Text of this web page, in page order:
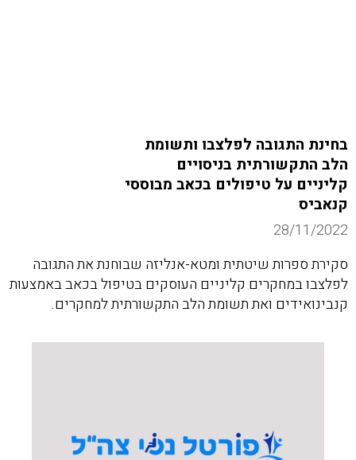
בחינת התגובה לפלצבו ותשומת
הלב התקשורתית בניסויים
קליניים על טיפולים בכאב מבוססי
קנאביס
28/11/2022
סקירת ספרות שיטתית ומטא-אנליזה שבוחנת את התגובה
לפלצבו במחקרים קליניים העוסקים בטיפול בכאב באמצעות
קנבינואידים ואת תשומת הלב התקשורתית למחקרים.